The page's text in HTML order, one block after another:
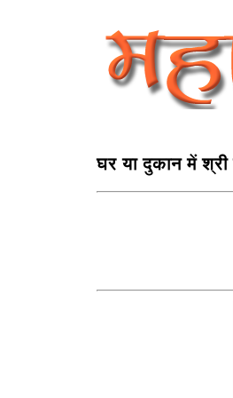
घर या दुकान में